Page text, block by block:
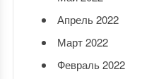
Апрель 2022
Март 2022
Февраль 2022